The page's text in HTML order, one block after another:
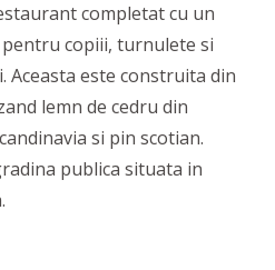
completat cu un
copiii, turnulete si
este construita din
lemn de cedru din
si pin scotian.
publica situata in